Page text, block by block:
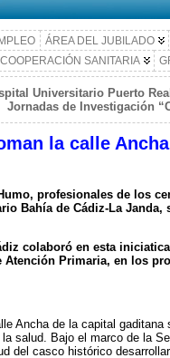
ÁREA DEL JUBILADO
COOPERACIÓN SANITARIA
Universitario Puerto
Jornadas de Investigación
la calle
profesionales de los
Bahía de Cádiz-La Janda,
colaboró en esta
Atención Primaria, en los
Ancha de la capital
salud. Bajo el marco de la
del casco histórico